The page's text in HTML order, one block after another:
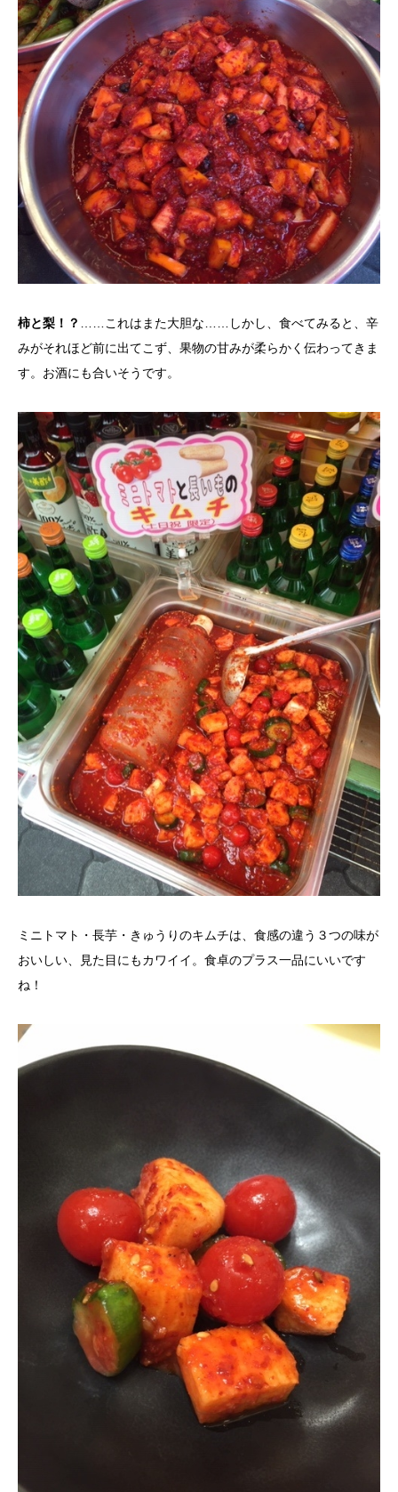
柿と梨！？
……これはまた大胆な……しかし、食べてみると、辛
みがそれほど前に出てこず、果物の甘みが柔らかく伝わってきま
す。お酒にも合いそうです。
ミニトマト・長芋・きゅうりのキムチは、食感の違う３つの味が
おいしい、見た目にもカワイイ。食卓のプラス一品にいいです
ね！